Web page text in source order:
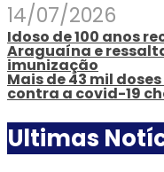
14/07/2026
Idoso de 100 anos
Araguaína e
imunização
Mais de 43 mil
contra a covid-19
Ultimas